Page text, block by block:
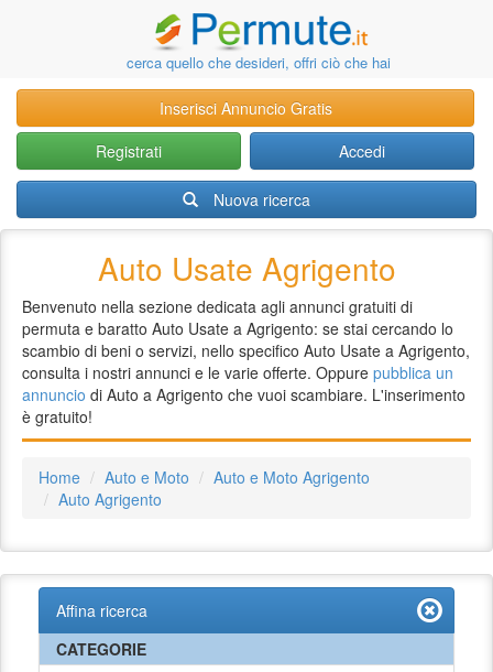
cerca quello che desideri, offri ciò che hai
Inserisci Annuncio Gratis
Registrati
Accedi
Nuova ricerca
Auto Usate Agrigento
Benvenuto nella sezione dedicata agli annunci gratuiti di
permuta e baratto Auto Usate a Agrigento: se stai cercando lo
scambio di beni o servizi, nello specifico Auto Usate a Agrigento,
consulta i nostri annunci e le varie offerte. Oppure pubblica un
annuncio di Auto a Agrigento che vuoi scambiare. L'inserimento
è gratuito!
Home Auto e Moto
Auto e Moto Agrigento
Auto Agrigento
Affina ricerca
CATEGORIE